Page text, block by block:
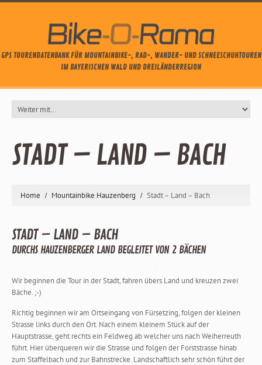
GPS TOURENDATENBANK FÜR MOUNTAINBIKE-, RAD-, WANDER- UND SCHNEESCHUHTOUREN
IM BAYERISCHEN WALD UND DREILÄNDERREGION
STADT – LAND – BACH
Home Mountainbike Hauzenberg Stadt – Land – Bach
STADT – LAND – BACH
DURCHS HAUZENBERGER LAND BEGLEITET VON 2 BÄCHEN
Wir beginnen die Tour in der Stadt, fahren übers Land und kreuzen zwei
Bäche. ;-)
Richtig beginnen wir am Ortseingang von Fürsetzing, folgen der kleinen
Strasse links durch den Ort. Nach einem kleinem Stück auf der
Hauptstrasse, geht rechts ein Feldweg ab welcher uns nach Weiherreuth
führt. Hier überqueren wir die Strasse und folgen der Forststrasse hinab
zum Staffelbach und zur Bahnstrecke. Landschaftlich sehr schön führt der